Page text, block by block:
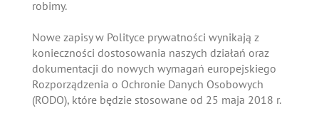
robimy.
Nowe zapisy w Polityce prywatności wynikają z
konieczności dostosowania naszych działań oraz
dokumentacji do nowych wymagań europejskiego
Rozporządzenia o Ochronie Danych Osobowych
(RODO), które będzie stosowane od 25 maja 2018 r.